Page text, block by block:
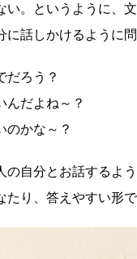
。というように、
話しかけるように
だろう？
んだよね～？
のかな～？
の自分とお話するよ
り、答えやすい形